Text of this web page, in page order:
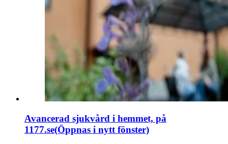
Avancerad sjukvård i hemmet, på
1177.se(Öppnas i nytt fönster)